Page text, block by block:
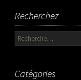
Recherchez
Rechercher :
Catégories